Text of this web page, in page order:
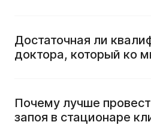
Достаточная ли
доктора, который ко
Почему лучше
запоя в стационаре